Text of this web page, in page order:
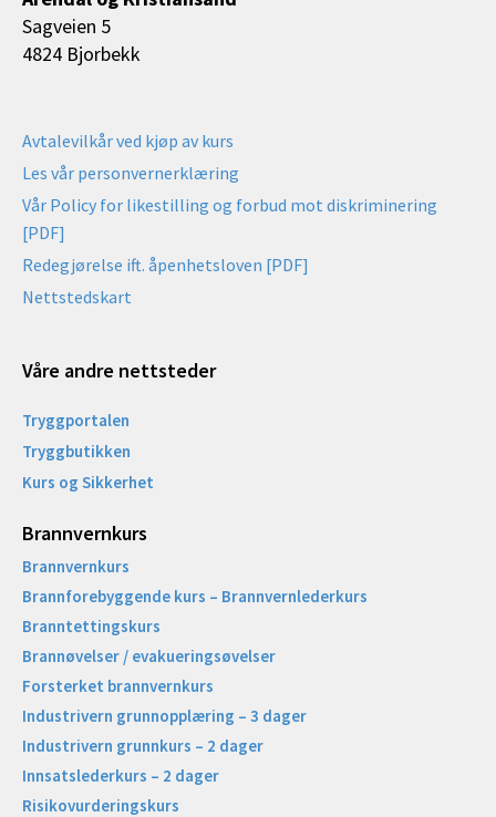
Sagveien 5
4824 Bjorbekk
Avtalevilkår ved kjøp av kurs
Les vår personvernerklæring
Vår Policy for likestilling og forbud mot diskriminering
[PDF]
Redegjørelse ift. åpenhetsloven [PDF]
Nettstedskart
Våre andre nettsteder
Tryggportalen
Tryggbutikken
Kurs og Sikkerhet
Brannvernkurs
Brannvernkurs
Brannforebyggende kurs – Brannvernlederkurs
Branntettingskurs
Brannøvelser / evakueringsøvelser
Forsterket brannvernkurs
Industrivern grunnopplæring – 3 dager
Industrivern grunnkurs – 2 dager
Innsatslederkurs – 2 dager
Risikovurderingskurs